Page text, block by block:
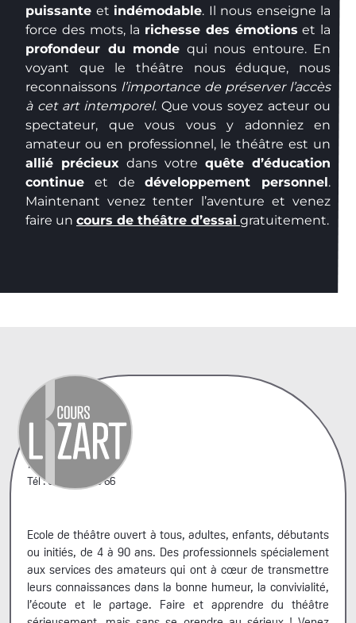
puissante et indémodable. Il nous enseigne la
force des mots, la richesse des émotions et la
profondeur du monde qui nous entoure. En
voyant que le théâtre nous éduque, nous
reconnaissons l’importance de préserver l’accès
à cet art intemporel. Que vous soyez acteur ou
spectateur, que vous vous y adonniez en
amateur ou en professionnel, le théâtre est un
allié précieux dans votre quête d’éducation
continue et dedéveloppement personnel.
Maintenant venez tenter l’aventure et venez
faire un cours de théâtre d’essai gratuitement.
42, rue A. Penaud
75020 Paris
Tél : 06 44 66 99 66
Ecole de théâtre ouvert à tous, adultes, enfants, débutants
ou initiés, de 4 à 90 ans. Des professionnels spécialement
aux services des amateurs qui ont à cœur de transmettre
leurs connaissances dans la bonne humeur, la convivialité,
l’écoute et le partage. Faire et apprendre du théâtre